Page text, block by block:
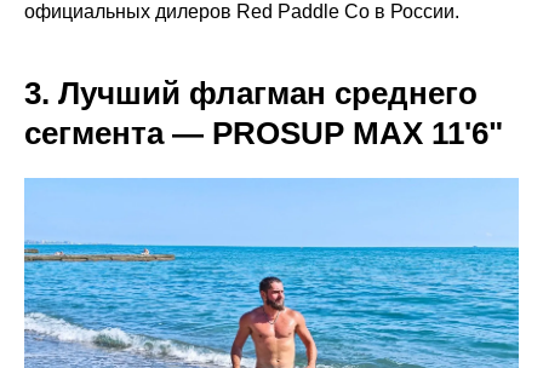
официальных дилеров Red Paddle Co в России.
3. Лучший флагман среднего
сегмента — PROSUP MAX 11'6"